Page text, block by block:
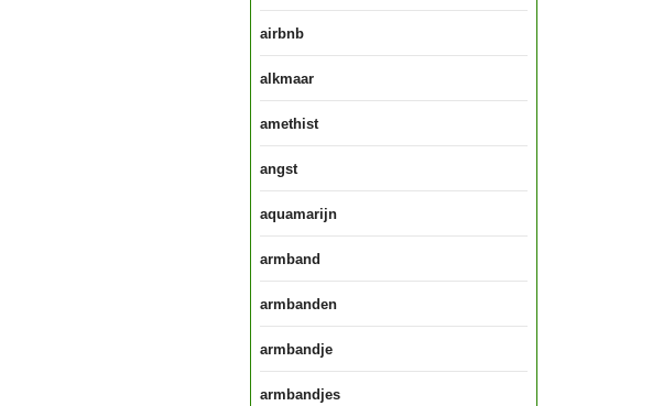
airbnb
alkmaar
amethist
angst
aquamarijn
armband
armbanden
armbandje
armbandjes